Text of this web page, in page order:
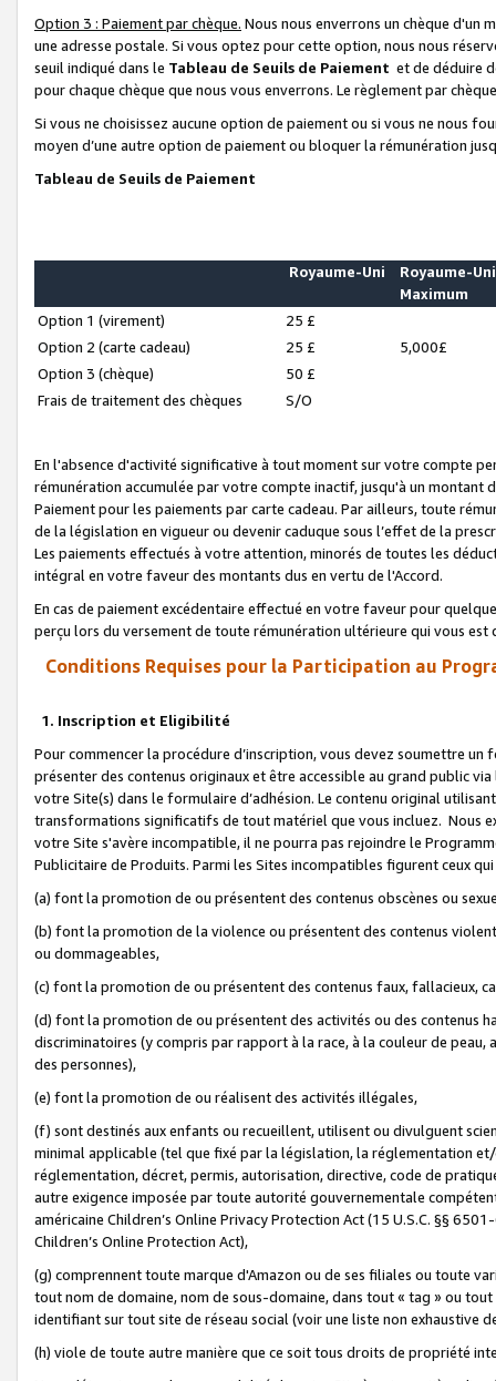
Option 3 : Paiement par chèque. Nous nous enverrons un chèque d'un
une adresse postale. Si vous optez pour cette option, nous nous
seuil indiqué dans le Tableau de Seuils de Paiement et de déduire
pour chaque chèque que nous vous enverrons. Le règlement par
Si vous ne choisissez aucune option de paiement ou si vous ne nous
moyen d’une autre option de paiement ou bloquer la rémunération
Tableau de Seuils de Paiement
Royaume-Uni
Royaume-Uni
Maximum
Option 1 (virement)
25 £
Option 2 (carte cadeau)
25 £
5,000£
Option 3 (chèque)
50 £
Frais de traitement des chèques
S/O
En l'absence d'activité significative à tout moment sur votre compte
rémunération accumulée par votre compte inactif, jusqu'à un montant
Paiement pour les paiements par carte cadeau. Par ailleurs, toute
de la législation en vigueur ou devenir caduque sous l’effet de la
Les paiements effectués à votre attention, minorés de toutes les
intégral en votre faveur des montants dus en vertu de l'Accord.
En cas de paiement excédentaire effectué en votre faveur pour
perçu lors du versement de toute rémunération ultérieure qui vous est
Conditions Requises pour la Participation au
1. Inscription et Eligibilité
Pour commencer la procédure d’inscription, vous devez soumettre
présenter des contenus originaux et être accessible au grand public
votre Site(s) dans le formulaire d’adhésion. Le contenu original
transformations significatifs de tout matériel que vous incluez. Nous
votre Site s'avère incompatible, il ne pourra pas rejoindre le
Publicitaire de Produits. Parmi les Sites incompatibles figurent ceux
(a) font la promotion de ou présentent des contenus obscènes ou
(b) font la promotion de la violence ou présentent des contenus
ou dommageables,
(c) font la promotion de ou présentent des contenus faux, fallacieux,
(d) font la promotion de ou présentent des activités ou des contenus
discriminatoires (y compris par rapport à la race, à la couleur de
des personnes),
(e) font la promotion de ou réalisent des activités illégales,
(f) sont destinés aux enfants ou recueillent, utilisent ou divulguent
minimal applicable (tel que fixé par la législation, la réglementation
réglementation, décret, permis, autorisation, directive, code de
autre exigence imposée par toute autorité gouvernementale
américaine Children’s Online Privacy Protection Act (15 U.S.C. §§
Children’s Online Protection Act),
(g) comprennent toute marque d'Amazon ou de ses filiales ou toute
tout nom de domaine, nom de sous-domaine, dans tout « tag » ou
identifiant sur tout site de réseau social (voir une liste non exhaustive
(h) viole de toute autre manière que ce soit tous droits de propriété